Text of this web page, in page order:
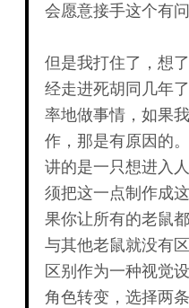
会愿意接手这个有
但是我打住了，想
经走进死胡同几年
率地做事情，如果
作，那是有原因的
讲的是一只想进入
须把这一点制作成
果你让所有的老鼠
与其他老鼠就没有
区别作为一种视觉
角色转变，选择两